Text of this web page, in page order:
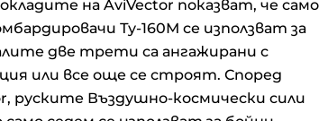
на AviVector показват, че само
Ту-160М се използват за
две трети са ангажирани с
или все още се строят. Според
руските Въздушно-космически сили
„Галъп“: 42% одобрение за